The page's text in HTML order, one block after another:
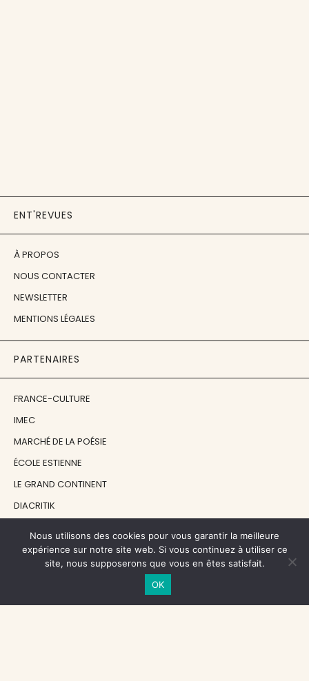
ENT'REVUES
À PROPOS
NOUS CONTACTER
NEWSLETTER
MENTIONS LÉGALES
PARTENAIRES
FRANCE-CULTURE
IMEC
MARCHÉ DE LA POÉSIE
ÉCOLE ESTIENNE
LE GRAND CONTINENT
DIACRITIK
NOS SOUTIENS
CENTRE NATIONAL DU LIVRE
Nous utilisons des cookies pour vous garantir la meilleure
expérience sur notre site web. Si vous continuez à utiliser ce
site, nous supposerons que vous en êtes satisfait.
OK